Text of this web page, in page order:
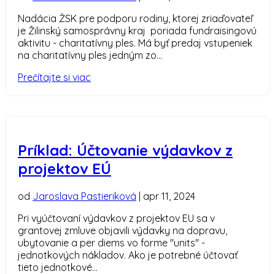
Nadácia ŽSK pre podporu rodiny, ktorej zriaďovateľ
je Žilinský samosprávny kraj poriada fundraisingovú
aktivitu - charitatívny ples. Má byť predaj vstupeniek
na charitatívny ples jedným zo...
Prečítajte si viac
Príklad: Účtovanie výdavkov z
projektov EÚ
od Jaroslava Pastieriková | apr 11, 2024
Pri vyúčtovaní výdavkov z projektov EU sa v
grantovej zmluve objavili výdavky na dopravu,
ubytovanie a per diems vo forme "units" -
jednotkových nákladov. Ako je potrebné účtovať
tieto jednotkové...